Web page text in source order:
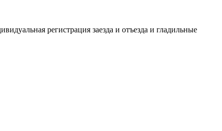
регистрация заезда и отъезда и гладильные